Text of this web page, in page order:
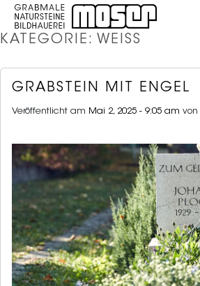
KATEGORIE: WEISS
GRABSTEIN MIT ENGEL
Veröffentlicht am Mai 2, 2025 - 9:05 am von